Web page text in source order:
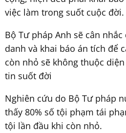
việc làm trong suốt cuộc đời.
Bộ Tư pháp Anh sẽ cân
danh và khai báo án tích để
còn nhỏ sẽ không thuộc
tin suốt đời
Nghiên cứu do Bộ Tư pháp
thấy 80% số tội phạm tái
tội lần đầu khi còn nhỏ.